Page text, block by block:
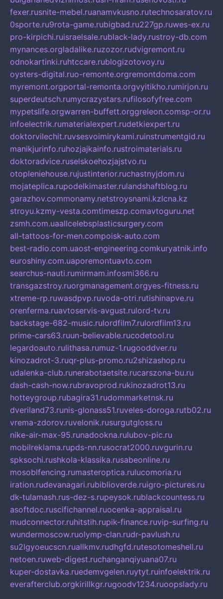
fexer.rusnite-mebel.ruanamvkusno.rutechnosaratov.ru
0sporte.ru9rota-game.rubigbad.ru227gp.ruwes-ex.ru
pro-kirpichi.ruisraelsale.rublack-lady.rustroy-db.com
mynances.orgladalike.ruzozor.rudvigremont.ru
odnokartinki.ruhtccare.rublogizotovoy.ru
oysters-digital.ruo-remonte.orgremontdoma.com
myremont.orgportal-remonta.orgvyitikho.rumirjon.ru
superdeutsch.rumycrazystars.rufilosofyfree.com
mypetslife.orgwarren-buffett.orggreleon.comsp-or.ru
infoelectrik.rumaterialexpert.rudetkiexpert.ru
doktorvilechit.ruvsesvoimirykami.ruinstrumentgid.ru
manikjurinfo.ruhozjajkainfo.rustroimaterials.ru
doktoradvice.ruselskoehozjajstvo.ru
otopleniehouse.rujustinterior.ruchastnyjdom.ru
mojateplica.rupodelkimaster.rulandshaftblog.ru
garazhov.commonamy.netstroysnami.kzlcna.kz
stroyu.kzmy-vesta.comtimeszp.comavtoguru.net
zsmh.com.uaallcelebsplasticsurgery.com
all-tattoos-for-men.compoisk-auto.com
best-radio.com.uaost-engineering.comkuryatnik.info
euroshiny.com.uaporemontuavto.com
searchus-nauti.rumirmam.infosmi366.ru
transgazstroy.ruorgmanagement.orgyes-fitness.ru
xtreme-rp.ruwasdpvp.ruvoda-otri.rutishinapve.ru
orenferma.ruavtoservis-avgust.rulord-tv.ru
backstage-682-music.rulordfilm7.rulordfilm13.ru
prime-cars63.ruun-believable.rucodetool.ru
legardoauto.rulithasa.rumuz-1.rugooddver.ru
kinozadrot-3.ruqr-plus-promo.ru2shizashop.ru
udalenka-club.runerabotaetsite.rucarszona-bu.ru
dash-cash-now.rubravoprod.rukinozadrot13.ru
hotteygroup.rubagira31.rudommarketnsk.ru
dveriland73.runis-glonass51.ruveles-doroga.rutb02.ru
vrema-zdorov.ruvelonik.rusurgutgloss.ru
nike-air-max-95.runadookna.rulubov-pic.ru
mobilreklama.rupds-nn.rusocrat2000.ruvgurin.ru
spksochi.rushkola-klassika.rusabeonline.ru
mosoblfencing.rumasteroptica.rulucomoria.ru
iration.rudevanagari.rubiblioverde.ruigro-pictures.ru
dk-tulamash.rus-dez-s.rupeysok.rublackcountess.ru
asoftdoc.ruscifichannel.ruocenka-appraisal.ru
mudconnector.ruhitstih.rupik-finance.ruvip-surfing.ru
wundermoscow.ruolymp-clan.rudr-pavlush.ru
su2lgyoeucscn.ruallkmv.rudhgfd.rutesotomeshell.ru
netoen.ruweb-digest.ruchanganqiyuana07.ru
kuper-dostavka.ruedemvgelen.ruytyt.ruinfoelektrik.ru
everafterclub.orgkirillkgr.rugoodv1234.ruoopslady.ru